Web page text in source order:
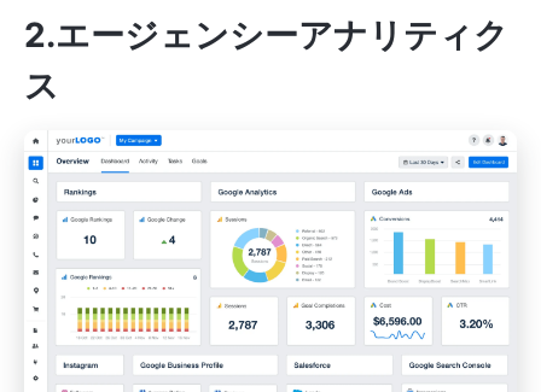
2.エージェンシーアナリティク
ス